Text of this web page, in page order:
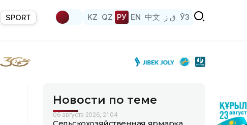
SPORT KZ QZ РУ EN 中文 ق ز ЎЗ
Новости по теме
06 августа 2026, 21:04